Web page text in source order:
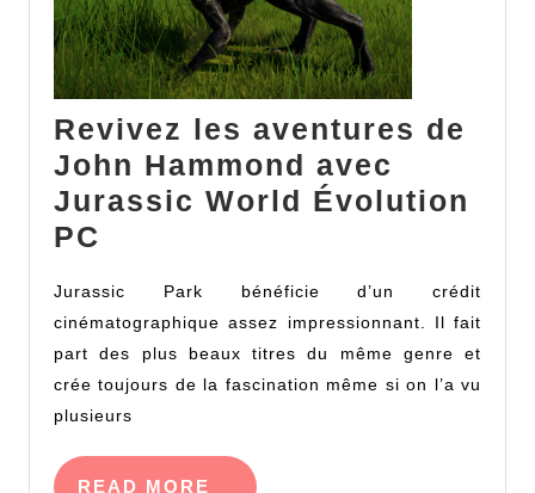
Revivez les aventures de
John Hammond avec
Jurassic World Évolution
PC
aventures
de
John
Hammond
avec
Jurassic
Jurassic Park bénéficie d’un crédit
cinématographique assez impressionnant. Il fait
part des plus beaux titres du même genre et
crée toujours de la fascination même si on l’a vu
plusieurs
READ MORE
READ